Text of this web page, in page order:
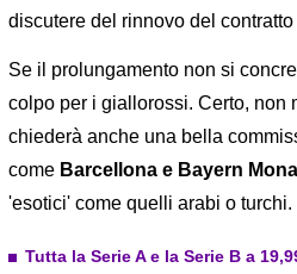
discutere del rinnovo del
Se il prolungamento non si
colpo per i giallorossi. Certo, non
chiederà anche una bella
come Barcellona e Bayern
'esotici' come quelli arabi o turchi.
Tutta la Serie A e la Serie B a